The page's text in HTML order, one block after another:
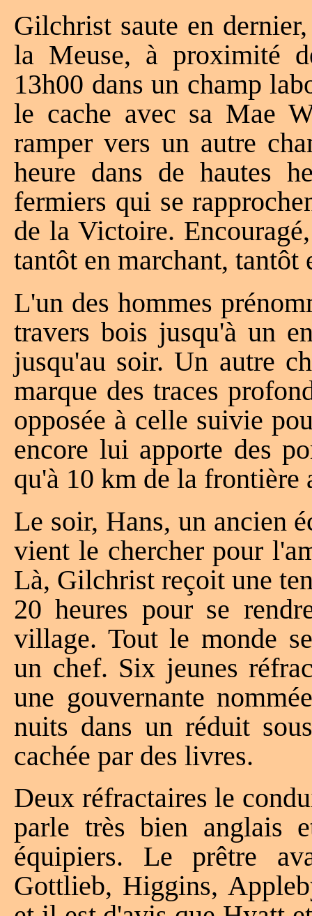
Gilchrist saute en
la Meuse, à proximité
13h00 dans un champ
le cache avec sa Mae
ramper vers un autre
heure dans de hautes
fermiers qui se
de la Victoire.
tantôt en marchant, tantôt
L'un des hommes
travers bois jusqu'à un
jusqu'au soir. Un autre
marque des traces
opposée à celle suivie
encore lui apporte des
qu'à 10 km de la frontière
Le soir, Hans, un ancien
vient le chercher pour
Là, Gilchrist reçoit une
20 heures pour se
village. Tout le monde
un chef. Six jeunes
une gouvernante
nuits dans un réduit
cachée par des livres.
Deux réfractaires le
parle très bien anglais
équipiers. Le prêtre
Gottlieb, Higgins,